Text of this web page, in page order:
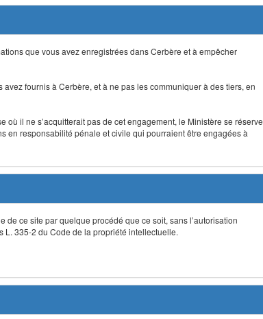
que vous avez enregistrées dans Cerbère et à empêcher
fournis à Cerbère, et à ne pas les communiquer à des tiers, en
où il ne s’acquitterait pas de cet engagement, le Ministère se réserve
en responsabilité pénale et civile qui pourraient être engagées à
ce site par quelque procédé que ce soit, sans l’autorisation
L. 335-2 du Code de la propriété intellectuelle.